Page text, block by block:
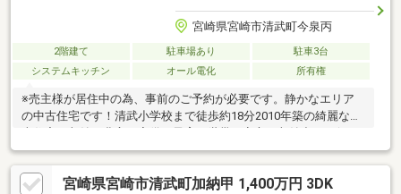
宮崎県宮崎市清武町今泉丙
2階建て 駐車場あり
駐車3台
システムキッチン
オール電化 所有権
※売主様が居住中の為、事前のご予約が必要です。静かなエリア
の中古住宅です！清武小学校まで徒歩約18分2010年築の綺麗な中
南庭も完備！休日にはBBQやお子様プール等楽しめそうです♪
宮崎県宮崎市清武町加納甲 1,400万円 3DK